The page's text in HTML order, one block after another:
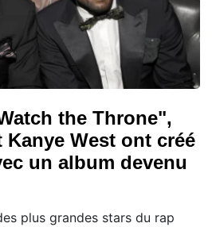
the Throne",
Kanye West ont créé
un album devenu
plus grandes stars du rap